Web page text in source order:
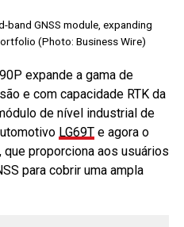
GNSS module, expanding
(Photo: Business Wire)
expande a gama de
e com capacidade RTK da
de nível industrial de
LG69Te agora o
que proporciona aos usuários
para cobrir uma ampla